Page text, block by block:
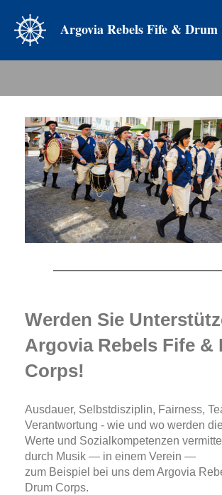
Argovia Rebels Fife & Drum
Werden Sie
Argovia Rebels Fife &
Corps!
Ausdauer, Selbstdisziplin, Fairness,
Verantwortung - wie und wo werden
Werte und Sozialkompetenzen
durch Musik — in einem Verein —
zum Beispiel bei uns dem Argovia
Drum Corps.